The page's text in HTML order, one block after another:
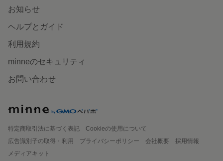
お知らせ
ヘルプとガイド
利用規約
minneのセキュリティ
お問い合わせ
特定商取引法に基づく表記
Cookieの使用について
広告識別子の取得・利用
プライバシーポリシー 会社概要
採用情報
メディアキット